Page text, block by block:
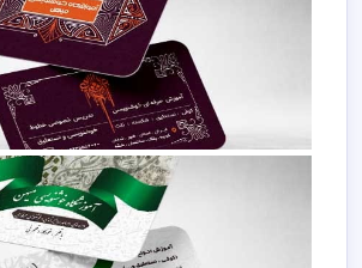
دانلود کارت ویزیت خوشنویسی
79,000 تومان